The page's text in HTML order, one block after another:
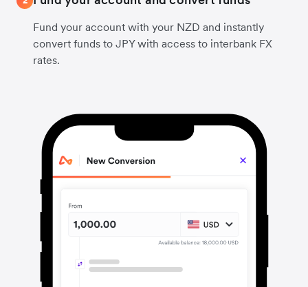
Fund your account with your NZD and instantly
convert funds to JPY with access to interbank FX
rates.